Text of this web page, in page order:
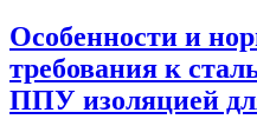
Особенности и
требования к
ППУ изоляцией